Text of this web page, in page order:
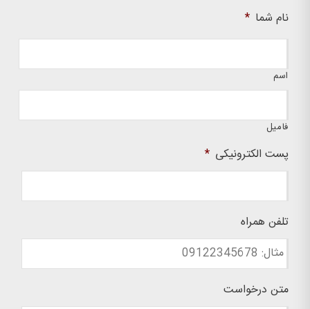
نام شما *
اسم
فامیل
پست الکترونیکی *
تلفن همراه
متن درخواست